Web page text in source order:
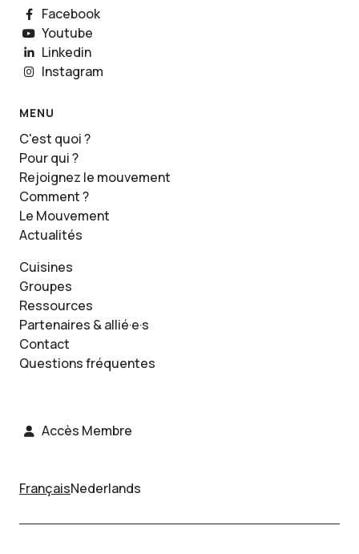
Facebook
Youtube
Linkedin
Instagram
MENU
C'est quoi ?
Pour qui ?
Rejoignez le mouvement
Comment ?
Le Mouvement
Actualités
Cuisines
Groupes
Ressources
Partenaires & allié·e·s
Contact
Questions fréquentes
Accès Membre
FrançaisNederlands